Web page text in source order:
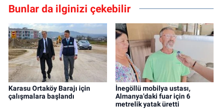
Bunlar da ilginizi çekebilir
Karasu Ortaköy Barajı için
çalışmalara başlandı
İnegöllü mobilya ustası,
Almanya'daki fuar için 6
metrelik yatak üretti